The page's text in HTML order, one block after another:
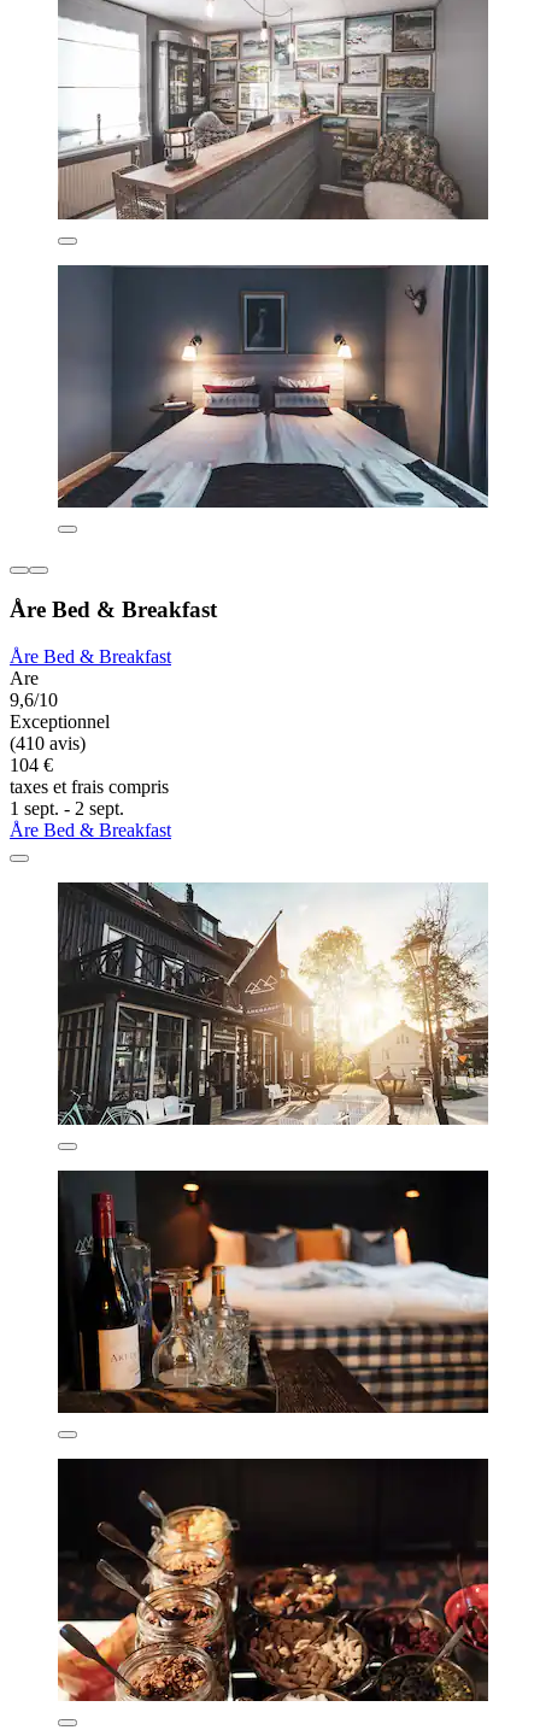
Åre Bed & Breakfast
Åre Bed & Breakfast
Are
9,6/10
Exceptionnel
(410 avis)
104 €
taxes et frais compris
1 sept. - 2 sept.
Åre Bed & Breakfast